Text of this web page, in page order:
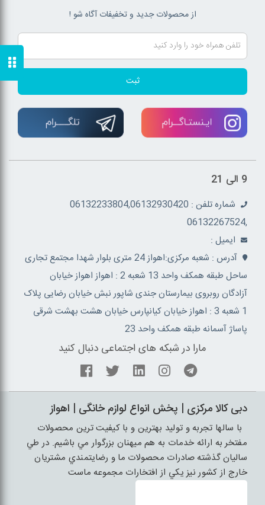
از محصولات جدید و تخفیفات آگاه شو !
ثبت
9 الی 21
شماره تلفن : 06132233804,06132930420
,06132267524
ايميل :
آدرس : شعبه مرکزی:اهواز 24 متری بلوار شهدا مجتمع تجاری
ساحل طبقه همکف واحد 13 شعبه 2 : اهواز اهواز خیابان
آزادگان روبروی بیمارستان جندی شاپور نبش خیابان رضایی پلاک
1 شعبه 3 : اهواز خیابان کیانپارس خیابان هشت بهشت شرقی
پاساژ آسمانه طبقه همکف واحد 23
مارا در شبکه های اجتماعی دنبال کنید
دبی کالا مرکزی | پخش انواع لوازم خانگی | اهواز
با سالها تجربه و توليد بهترين و با کيفيت ترين محصولات
مفتخر به ارائه خدمات به هم ميهنان بزرگوار مي باشيم. در طي
ساليان گذشته صادرات محصولات ما و رضايتمندي مشتريان
خارج از کشور نيز يکي از افتخارات مجموعه ماست